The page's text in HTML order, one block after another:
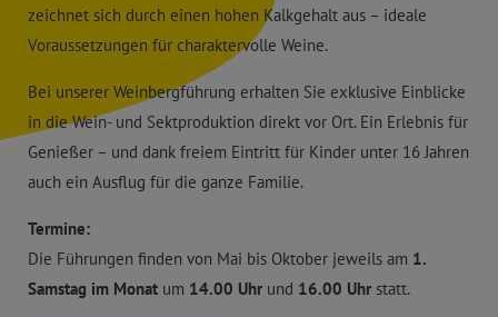
zeichnet sich durch einen hohen Kalkgehalt aus – ideale
Voraussetzungen für charaktervolle Weine.
Bei unserer Weinbergführung erhalten Sie exklusive Einblicke
in die Wein- und Sektproduktion direkt vor Ort. Ein Erlebnis für
Genießer – und dank freiem Eintritt für Kinder unter 16 Jahren
auch ein Ausflug für die ganze Familie.
Termine:
Die Führungen finden von Mai bis Oktober jeweils am 1.
Samstag im Monat um 14.00 Uhr und 16.00 Uhr statt.